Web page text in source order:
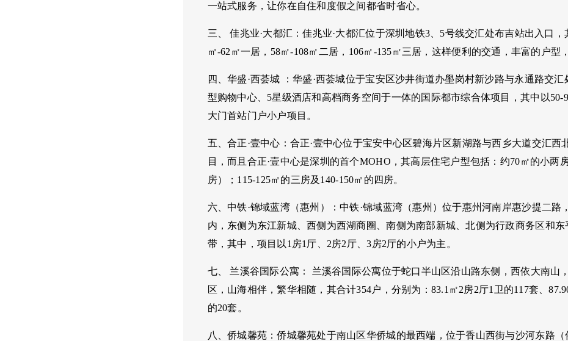
一站式服务，让你在自住和度假之间都省时省心。
三、 佳兆业·大都汇：佳兆业·大都汇位于深圳地铁3、5号线交汇处布吉站出入口
㎡-62㎡一居，58㎡-108㎡二居，106㎡-135㎡三居，这样便利的交通，丰富的户型
四、华盛·西荟城 ：华盛·西荟城位于宝安区沙井街道办壆岗村新沙路与永通路交
型购物中心、5星级酒店和高档商务空间于一体的国际都市综合体项目，其中以
大门首站门户小户项目。
五、合正·壹中心：合正·壹中心位于宝安中心区碧海片区新湖路与西乡大道交汇
目，而且合正·壹中心是深圳的首个MOHO，其高层住宅户型包括：约70㎡的小两
房）；115-125㎡的三房及140-150㎡的四房。
六、中铁·锦域蓝湾（惠州）：中铁·锦域蓝湾（惠州）位于惠州河南岸惠沙提二
内，东侧为东江新城、西侧为西湖商圈、南侧为南部新城、北侧为行政商务区和
带，其中，项目以1房1厅、2房2厅、3房2厅的小户为主。
七、 兰溪谷国际公寓： 兰溪谷国际公寓位于蛇口半山区沿山路东侧，西依大南山
区，山海相伴，繁华相随，其合计354户，分别为：83.1㎡2房2厅1卫的117套、
的20套。
八、侨城馨苑：侨城馨苑处于南山区华侨城的最西端，位于香山西街与沙河东路